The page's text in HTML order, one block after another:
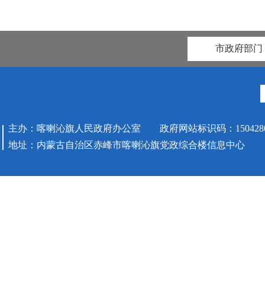
市政府部门
主办：喀喇沁旗人民政府办公室 政府网站标识码：
地址：内蒙古自治区赤峰市喀喇沁旗党政综合楼信息中心